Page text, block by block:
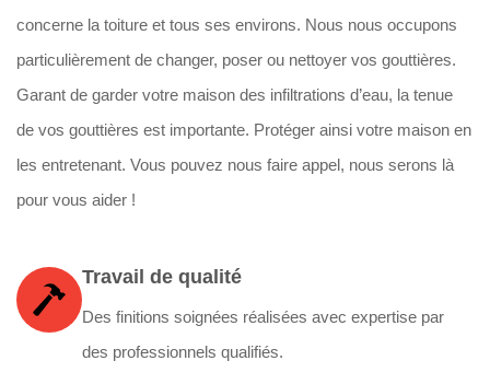
concerne la toiture et tous ses environs. Nous nous occupons
particulièrement de changer, poser ou nettoyer vos gouttières.
Garant de garder votre maison des infiltrations d’eau, la tenue
de vos gouttières est importante. Protéger ainsi votre maison en
les entretenant. Vous pouvez nous faire appel, nous serons là
pour vous aider !
Travail de qualité
Des finitions soignées réalisées avec expertise par
des professionnels qualifiés.